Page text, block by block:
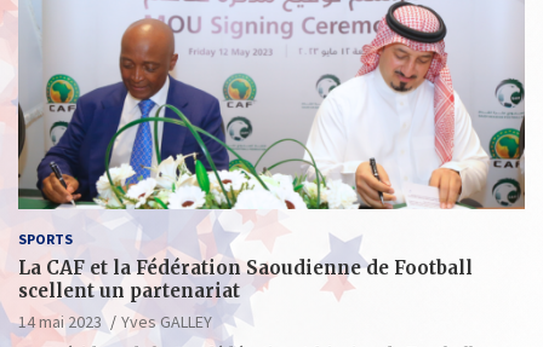
SPORTS
La CAF et la Fédération Saoudienne de Football
scellent un partenariat
14 mai 2023
Yves GALLEY